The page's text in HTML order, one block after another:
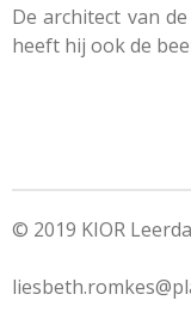
De architect van
heeft hij ook de
© 2019